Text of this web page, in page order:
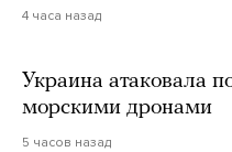
4 часа назад
Украина атаковала
морскими дронами
5 часов назад